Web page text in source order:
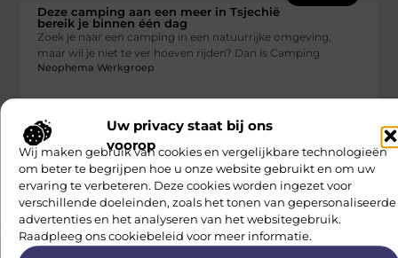
Uw privacy staat bij ons
voorop
Wij maken gebruik van cookies en vergelijkbare technologieën
om beter te begrijpen hoe u onze website gebruikt en om uw
ervaring te verbeteren. Deze cookies worden ingezet voor
verschillende doeleinden, zoals het tonen van gepersonaliseerde
advertenties en het analyseren van het websitegebruik.
Raadpleeg ons cookiebeleid voor meer informatie.
Deze camping aan een meer in Tsjechië
bereik je binnen één dag
Zoek je naar een camping in een natuurrijke omgeving,
maar wil je niet te ver hoeven rijden? Dan is Camping
Neophema Werkgroep